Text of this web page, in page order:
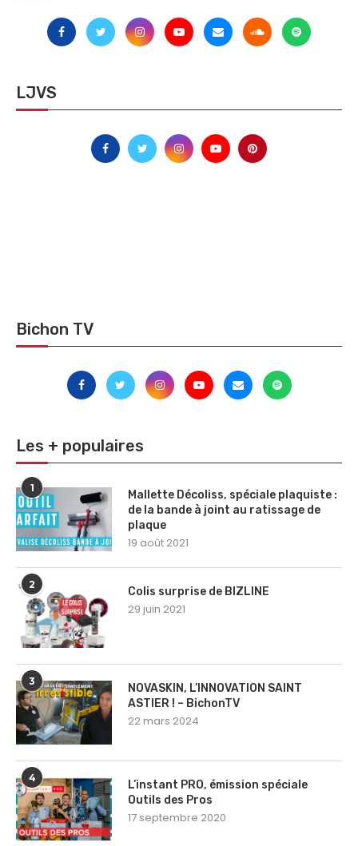
LJVS
Bichon TV
Les + populaires
1
Mallette Décoliss, spéciale plaquiste :
de la bande à joint au ratissage de
plaque
19 août 2021
2
Colis surprise de BIZLINE
29 juin 2021
3
NOVASKIN, L’INNOVATION SAINT
ASTIER ! – BichonTV
22 mars 2024
4
L’instant PRO, émission spéciale
Outils des Pros
17 septembre 2020